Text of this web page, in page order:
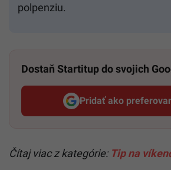
polpenziu.
Dostaň Startitup do svojich
Pridať ako
Čítaj viac z kategórie: Tip na